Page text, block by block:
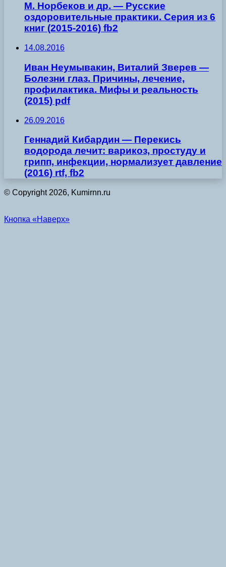
М. Норбеков и др. — Русские
оздоровительные практики. Серия из 6
книг (2015-2016) fb2
14.08.2016
Иван Неумывакин, Виталий Зверев —
Болезни глаз. Причины, лечение,
профилактика. Мифы и реальность
(2015) pdf
26.09.2016
Геннадий Кибардин — Перекись
водорода лечит: варикоз, простуду и
грипп, инфекции, нормализует давление
(2016) rtf, fb2
© Copyright 2026, Kumirnn.ru
Кнопка «Наверх»